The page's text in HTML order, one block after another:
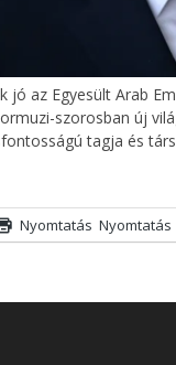
jó az Egyesült Arab
szorosban új
tagja és
Nyomtatás Nyomtatás